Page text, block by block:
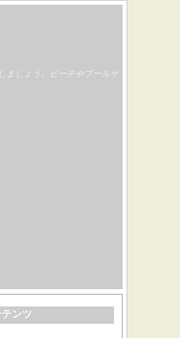
ましょう。ビーチやプールサ
ンツ